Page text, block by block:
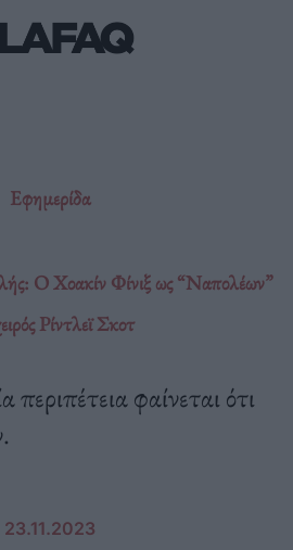
Εφημερίδα
Ο Χοακίν Φίνιξ ως “Ναπολέων”
Ρίντλεϊ Σκοτ
φαίνεται ότι
23.11.2023